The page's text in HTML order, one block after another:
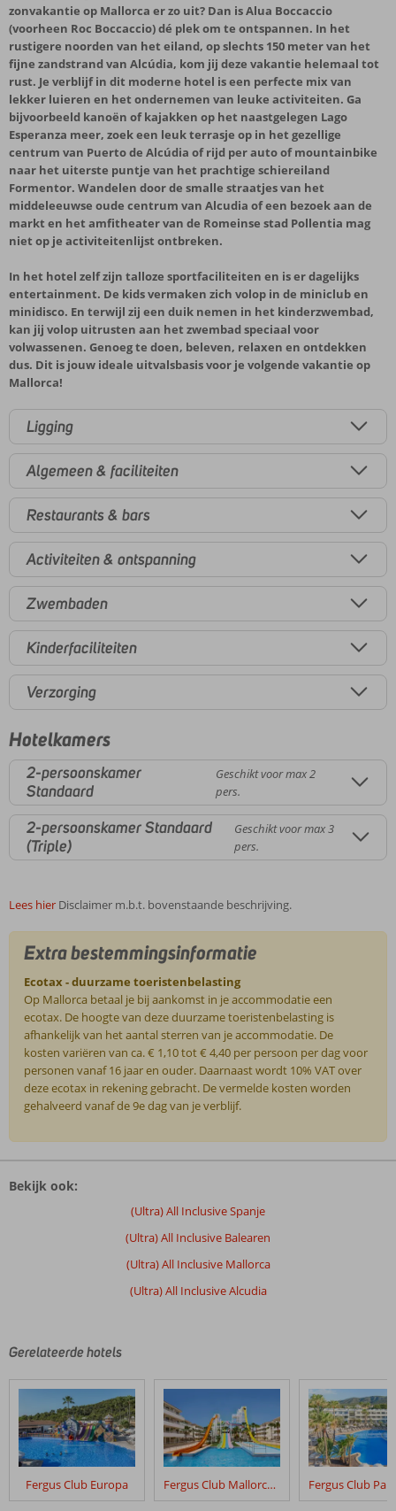
zonvakantie op Mallorca er zo uit? Dan is Alua Boccaccio
(voorheen Roc Boccaccio) dé plek om te ontspannen. In het
rustigere noorden van het eiland, op slechts 150 meter van het
fijne zandstrand van Alcúdia, kom jij deze vakantie helemaal tot
rust. Je verblijf in dit moderne hotel is een perfecte mix van
lekker luieren en het ondernemen van leuke activiteiten. Ga
bijvoorbeeld kanoën of kajakken op het naastgelegen Lago
Esperanza meer, zoek een leuk terrasje op in het gezellige
centrum van Puerto de Alcúdia of rijd per auto of mountainbike
naar het uiterste puntje van het prachtige schiereiland
Formentor. Wandelen door de smalle straatjes van het
middeleeuwse oude centrum van Alcudia of een bezoek aan de
markt en het amfitheater van de Romeinse stad Pollentia mag
niet op je activiteitenlijst ontbreken.
In het hotel zelf zijn talloze sportfaciliteiten en is er dagelijks
entertainment. De kids vermaken zich volop in de miniclub en
minidisco. En terwijl zij een duik nemen in het kinderzwembad,
kan jij volop uitrusten aan het zwembad speciaal voor
volwassenen. Genoeg te doen, beleven, relaxen en ontdekken
dus. Dit is jouw ideale uitvalsbasis voor je volgende vakantie op
Mallorca!
Ligging
Algemeen & faciliteiten
Restaurants & bars
Activiteiten & ontspanning
Zwembaden
Kinderfaciliteiten
Verzorging
Hotelkamers
2-persoonskamer
Standaard
Geschikt voor max 2
pers.
2-persoonskamer Standaard
(Triple)
Geschikt voor max 3
pers.
Lees hier Disclaimer m.b.t. bovenstaande beschrijving.
Extra bestemmingsinformatie
Ecotax - duurzame toeristenbelasting
Op Mallorca betaal je bij aankomst in je accommodatie een
ecotax. De hoogte van deze duurzame toeristenbelasting is
afhankelijk van het aantal sterren van je accommodatie. De
kosten variëren van ca. € 1,10 tot € 4,40 per persoon per dag voor
personen vanaf 16 jaar en ouder. Daarnaast wordt 10% VAT over
deze ecotax in rekening gebracht. De vermelde kosten worden
gehalveerd vanaf de 9e dag van je verblijf.
zijn
Alua
Beoordelingen
die
ouder
zijn
dan
48
Bekijk ook:
(Ultra) All Inclusive Spanje
(Ultra) All Inclusive Balearen
(Ultra) All Inclusive Mallorca
(Ultra) All Inclusive Alcudia
Gerelateerde hotels
Fergus Club Europa Fergus Club Mallorca Waterpark